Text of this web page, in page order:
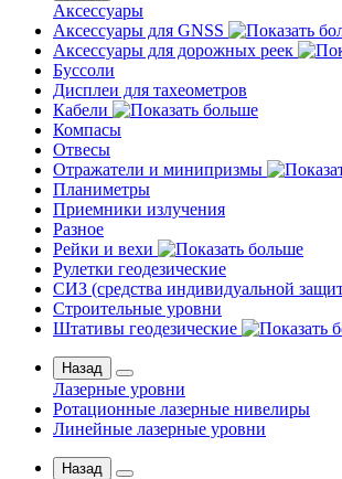
Аксессуары
Аксессуары для GNSS
Аксессуары для дорожных реек
Буссоли
Дисплеи для тахеометров
Кабели
Компасы
Отвесы
Отражатели и минипризмы
Планиметры
Приемники излучения
Разное
Рейки и вехи
Рулетки геодезические
СИЗ (средства индивидуальной
Строительные уровни
Штативы геодезические
Назад
Лазерные уровни
Ротационные лазерные нивелиры
Линейные лазерные уровни
Назад